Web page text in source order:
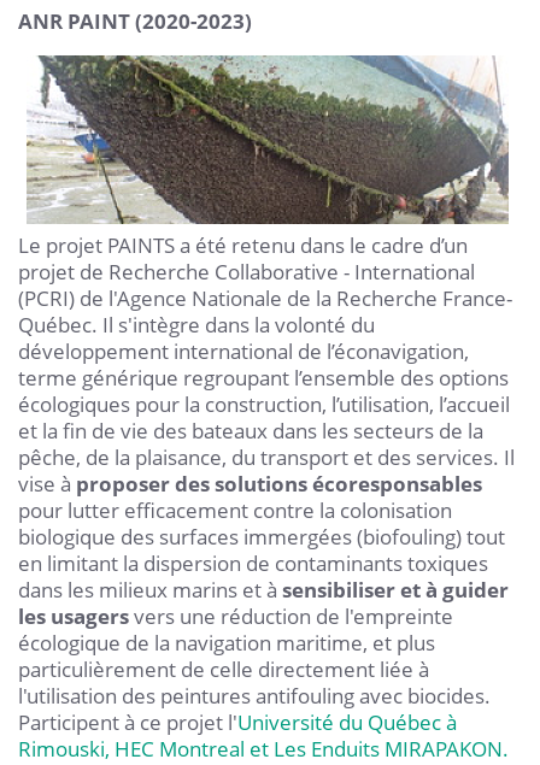
ANR PAINT (2020-2023)
Le projet PAINTS a été retenu dans le cadre d’un
projet de Recherche Collaborative - International
(PCRI) de l'Agence Nationale de la Recherche France-
Québec. Il s'intègre dans la volonté du
développement international de l’éconavigation,
terme générique regroupant l’ensemble des options
écologiques pour la construction, l’utilisation, l’accueil
et la fin de vie des bateaux dans les secteurs de la
pêche, de la plaisance, du transport et des services. Il
vise à proposer des solutions écoresponsables
pour lutter efficacement contre la colonisation
biologique des surfaces immergées (biofouling) tout
en limitant la dispersion de contaminants toxiques
dans les milieux marins et à sensibiliser et à guider
les usagersvers une réduction de l'empreinte
écologique de la navigation maritime, et plus
particulièrement de celle directement liée à
l'utilisation des peintures antifouling avec biocides.
Participent à ce projet l'Université du Québec à
Rimouski, HEC Montreal et Les Enduits MIRAPAKON.